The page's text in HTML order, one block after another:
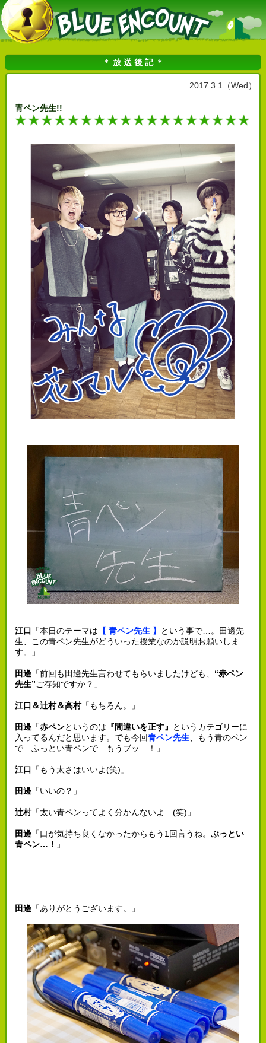
＊ 放 送 後 記 ＊
2017.3.1（Wed）
青ペン先生!!
江口 「本日のテーマは 【 青ペン先生 】
という事で…。田邊先
生、この青ペン先生がどういった授業なのか説明お願いしま
す。」
田邊「前回も田邊先生言わせてもらいましたけども、 “赤ペン
先生”ご存知ですか？」
江口＆辻村＆高村「もちろん。」
田邊「赤ペンというのは 『間違いを正す』
というカテゴリーに
入ってるんだと思います。でも今回青ペン先生、もう青のペン
で…ふっとい青ペンで…もうブッ…！」
江口 「もう太さはいいよ(笑)」
田邊「いいの？」
辻村「太い青ペンってよく分かんないよ…(笑)」
田邊「口が気持ち良くなかったからもう1回言うね。 ぶっとい
青ペン…！
」
田邊「ありがとうございます。」